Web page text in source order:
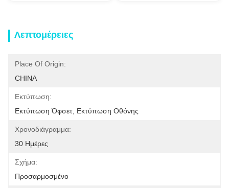
Λεπτομέρειες
Place Of Origin:
CHINA
Εκτύπωση:
Εκτύπωση Όφσετ, Εκτύπωση Οθόνης
Χρονοδιάγραμμα:
30 Ημέρες
Σχήμα:
Προσαρμοσμένο